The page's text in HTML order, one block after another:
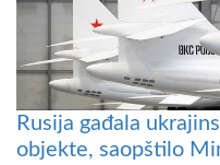
Rusija gađala
objekte, saopštilo